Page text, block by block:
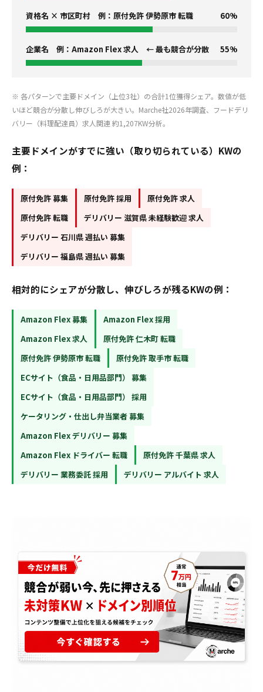
資格名 × 市区町村 例：原付免許 伊勢原市 転職 60%
企業名 例：Amazon Flex 求人 ← 最も競合が分散 55%
※ 各パターンで主要ドメイン（上位3社）の合計1位獲得シェア。数値が低
いほど競合が分散し伸びしろが大きい。Marche社2026年調査、フードデリ
バリー（料理配達員）求人関連 約1,207KW分析。
主要ドメインがすでに強い（取り切られている）KWの
例：
原付免許 募集 原付免許 採用
原付免許 求人
原付免許 転職
デリバリー 滋賀県 未経験歓迎 求人
デリバリー 石川県 週払い 募集
デリバリー 福島県 週払い 募集
相対的にシェアが分散し、伸びしろが残るKWの例：
Amazon Flex 募集
Amazon Flex 採用
Amazon Flex 求人
原付免許 仁木町 転職
原付免許 伊勢原市 転職
原付免許 取手市 転職
ECサイト（食品・日用品部門） 募集
ECサイト（食品・日用品部門） 採用
ケータリング・仕出し弁当業者 募集
Amazon Flex デリバリー 募集
Amazon Flex ドライバー 転職
原付免許 千葉県 求人
デリバリー 業務委託 採用
デリバリー アルバイト 求人